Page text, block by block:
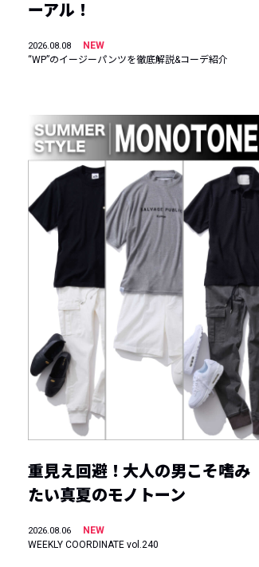
ーアル！
2026.08.08
NEW
“WP”のイージーパンツを徹底解説&コーデ紹介
重見え回避！大人の男こそ嗜み
たい真夏のモノトーン
2026.08.06
NEW
WEEKLY COORDINATE vol.240